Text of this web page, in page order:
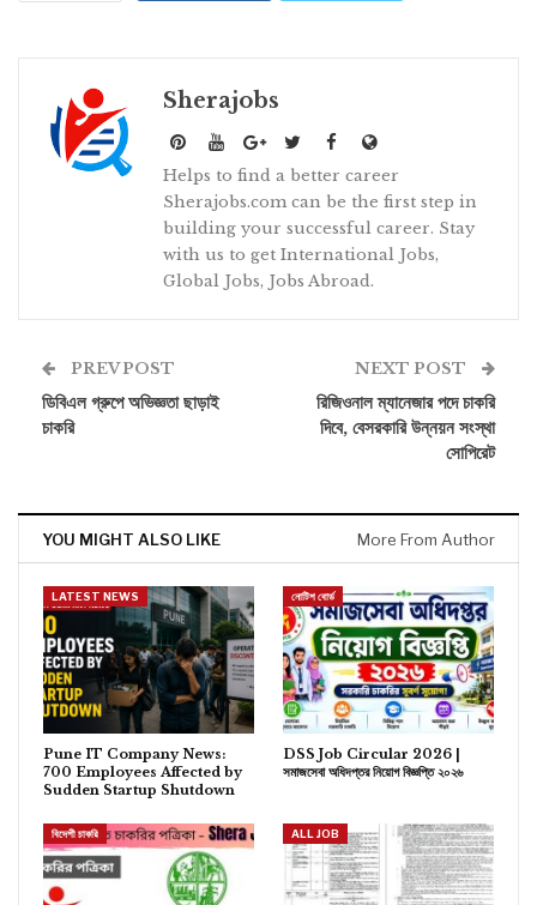
Sherajobs
Helps to find a better career
Sherajobs.com can be the first step in
building your successful career. Stay
with us to get International Jobs,
Global Jobs, Jobs Abroad.
PREV POST
ডিবিএল গ্রুপে অভিজ্ঞতা ছাড়াই
চাকরি
NEXT POST
রিজিওনাল ম্যানেজার পদে চাকরি
দিবে, বেসরকারি উন্নয়ন সংস্থা
সোপিরেট
YOU MIGHT ALSO LIKE More From Author
LATEST NEWS
Pune IT Company News:
700 Employees Affected by
Sudden Startup Shutdown
নোটিশ বোর্ড
DSS Job Circular 2026 |
সমাজসেবা অধিদপ্তর নিয়োগ বিজ্ঞপ্তি ২০২৬
বিদেশী চাকরি ALL JOB